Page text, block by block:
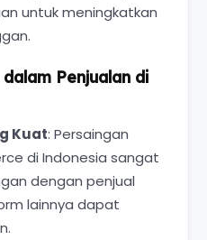
untuk meningkatkan
Penjualan di
Kuat: Persaingan
di Indonesia sangat
dengan penjual
lainnya dapat